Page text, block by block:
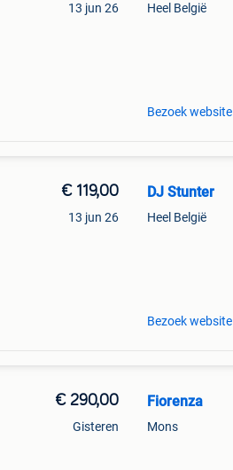
13 jun 26 Heel België
Bezoek website
€ 119,00
13 jun 26
DJ Stunter
Heel België
Bezoek website
€ 290,00
Gisteren
Fiorenza
Mons